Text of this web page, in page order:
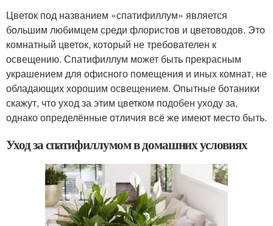
Цветок под названием «спатифиллум» является
большим любимцем среди флористов и цветоводов. Это
комнатный цветок, который не требователен к
освещению. Спатифиллум может быть прекрасным
украшением для офисного помещения и иных комнат, не
обладающих хорошим освещением. Опытные ботаники
скажут, что уход за этим цветком подобен уходу за,
однако определённые отличия всё же имеют место быть.
Уход за спатифиллумом в домашних условиях